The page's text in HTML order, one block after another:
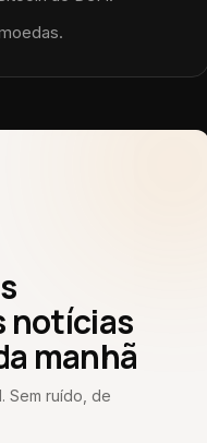
notícias
manhã
Sem ruído, de